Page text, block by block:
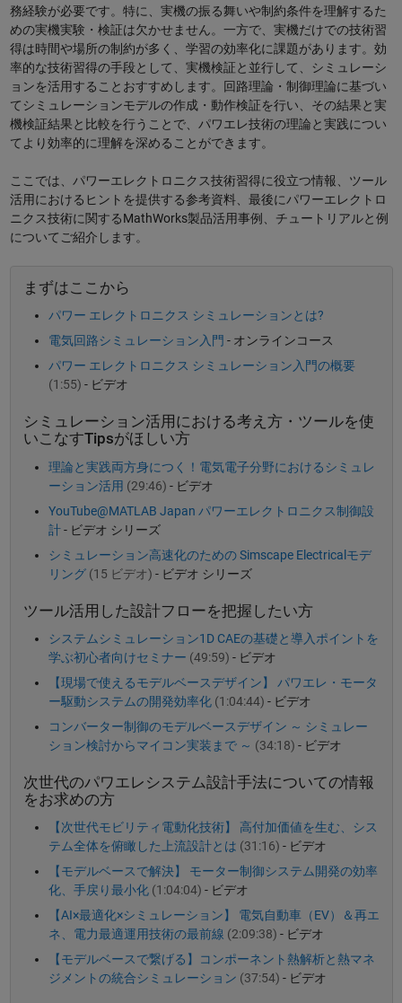
務経験が必要です。特に、実機の振る舞いや制約条件を理解するた
めの実機実験・検証は欠かせません。一方で、実機だけでの技術習
得は時間や場所の制約が多く、学習の効率化に課題があります。効
率的な技術習得の手段として、実機検証と並行して、シミュレーシ
ョンを活用することおすすめします。回路理論・制御理論に基づい
てシミュレーションモデルの作成・動作検証を行い、その結果と実
機検証結果と比較を行うことで、パワエレ技術の理論と実践につい
てより効率的に理解を深めることができます。
ここでは、パワーエレクトロニクス技術習得に役立つ情報、ツール
活用におけるヒントを提供する参考資料、最後にパワーエレクトロ
ニクス技術に関するMathWorks製品活用事例、チュートリアルと例
についてご紹介します。
まずはここから
パワー エレクトロニクス シミュレーションとは?
電気回路シミュレーション入門 - オンラインコース
パワー エレクトロニクス シミュレーション入門の概要
(1:55) - ビデオ
シミュレーション活用における考え方・ツールを使
いこなすTipsがほしい方
理論と実践両方身につく！電気電子分野におけるシミュレ
ーション活用 (29:46) - ビデオ
YouTube@MATLAB Japan パワーエレクトロニクス制御設
計- ビデオ シリーズ
シミュレーション高速化のための Simscape Electricalモデ
リング(15 ビデオ) - ビデオ シリーズ
ツール活用した設計フローを把握したい方
システムシミュレーション1D CAEの基礎と導入ポイントを
学ぶ初心者向けセミナー (49:59) - ビデオ
【現場で使えるモデルベースデザイン】 パワエレ・モータ
ー駆動システムの開発効率化(1:04:44) - ビデオ
コンバーター制御のモデルベースデザイン ～ シミュレー
ション検討からマイコン実装まで ～ (34:18) - ビデオ
次世代のパワエレシステム設計手法についての情報
をお求めの方
【次世代モビリティ電動化技術】 高付加価値を生む、シス
テム全体を俯瞰した上流設計とは (31:16) - ビデオ
【モデルベースで解決】 モーター制御システム開発の効率
化、手戻り最小化(1:04:04) - ビデオ
【AI×最適化×シミュレーション】 電気自動車（EV）＆再エ
ネ、電力最適運用技術の最前線 (2:09:38) - ビデオ
【モデルベースで繋げる】コンポーネント熱解析と熱マネ
ジメントの統合シミュレーション (37:54) - ビデオ